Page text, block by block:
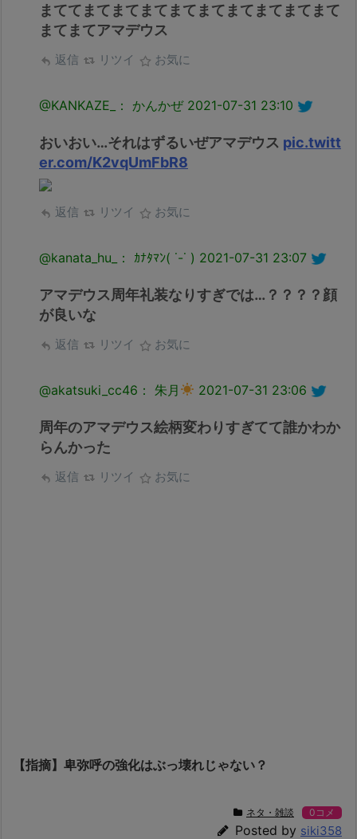
まててまてまてまてまてまてまてまてまてまて
まてまてアマデウス
返信 リツイ お気に
@KANKAZE_： かんかぜ 2021-07-31 23:10
おいおい…それはずるいぜアマデウス pic.twitt
er.com/K2vqUmFbR8
返信 リツイ お気に
@kanata_hu_： ｶﾅﾀﾏﾝ( ˙-˙ ) 2021-07-31 23:07
アマデウス周年礼装なりすぎでは…？？？？顔
が良いな
返信 リツイ お気に
@akatsuki_cc46： 朱月 2021-07-31 23:06
周年のアマデウス絵柄変わりすぎてて誰かわか
らんかった
返信 リツイ お気に
【指摘】卑弥呼の強化はぶっ壊れじゃない？
ネタ・雑談 0コメ
Posted by siki358